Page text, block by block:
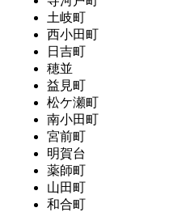
土岐町
西小田町
日吉町
穂並
益見町
松ケ瀬町
南小田町
宮前町
明賀台
薬師町
山田町
和合町